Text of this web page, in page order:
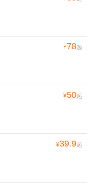
¥78起
¥50起
¥39.9起